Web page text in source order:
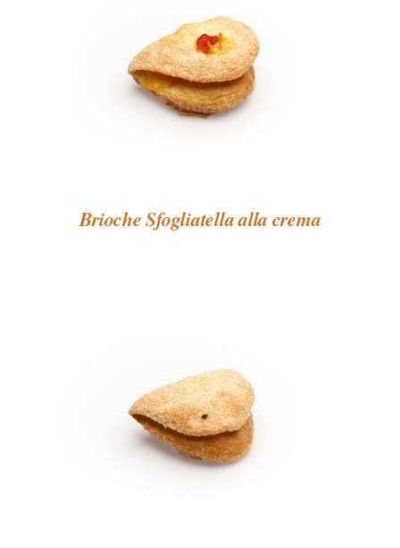
Brioche Sfogliatella alla crema